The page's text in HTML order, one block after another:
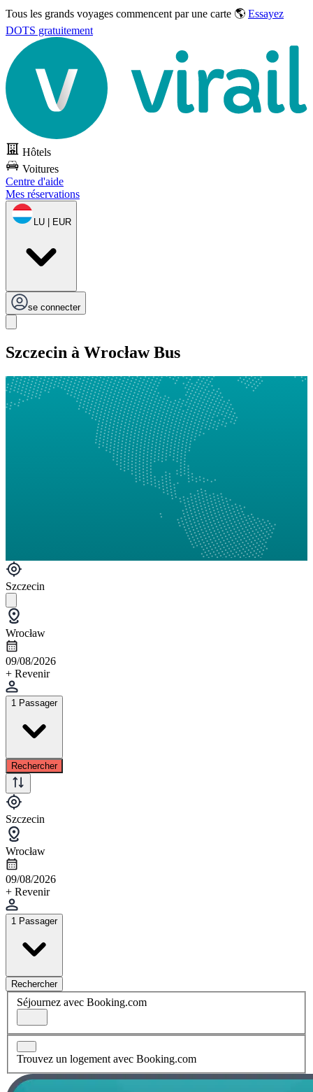
Tous les grands voyages commencent par une carte 🌎 Essayez
DOTS gratuitement
Hôtels
Voitures
Centre d'aide
Mes réservations
LU | EUR
se connecter
Szczecin à Wrocław Bus
Szczecin
Wrocław
09/08/2026
+ Revenir
1 Passager
Rechercher
Szczecin
Wrocław
09/08/2026
+ Revenir
1 Passager
Rechercher
Séjournez avec Booking.com
Trouvez un logement avec Booking.com